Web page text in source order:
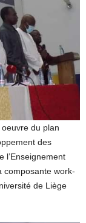
du plan
des
l’Enseignement
composante work-
de Liège